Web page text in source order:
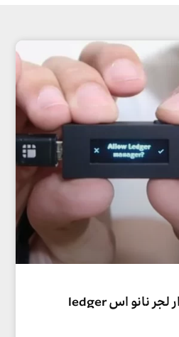
به روز رسانی نرم افزار لجر نانو اس ledger